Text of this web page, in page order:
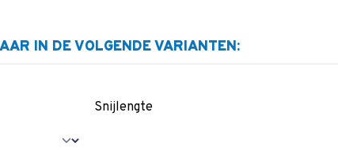
IN DE VOLGENDE VARIANTEN:
Snijlengte